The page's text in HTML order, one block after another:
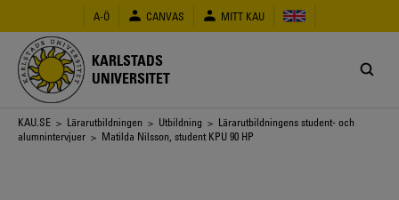
huvudinnehåll
A-Ö CANVAS MITT KAU
KARLSTADS
UNIVERSITET
Länkstig
KAU.SE > Lärarutbildningen > Utbildning > Lärarutbildningens student- och
alumnintervjuer > Matilda Nilsson, student KPU 90 HP